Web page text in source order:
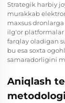
Strategik harbiy
murakkab
maxsus
ilg'or platformalar
farqlay oladigan
bu esa soxta
samaradorligini
Aniqlash